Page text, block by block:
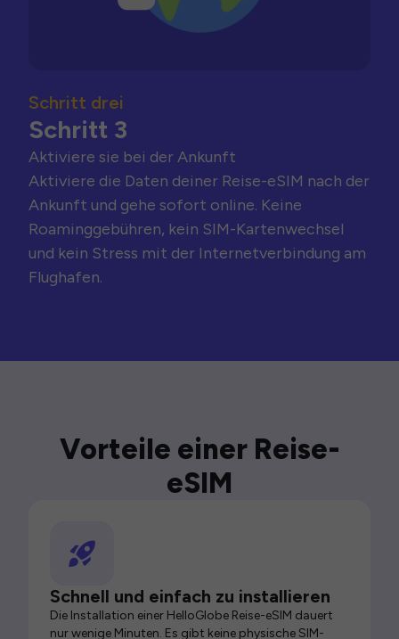
Schritt drei
Schritt 3
Aktiviere sie bei der Ankunft
Aktiviere die Daten deiner Reise-eSIM nach der
Ankunft und gehe sofort online. Keine
Roaminggebühren, kein SIM-Kartenwechsel
und kein Stress mit der Internetverbindung am
Flughafen.
Vorteile einer Reise-
eSIM
Schnell und einfach zu installieren
Die Installation einer HelloGlobe Reise-eSIM dauert
nur wenige Minuten. Es gibt keine physische SIM-